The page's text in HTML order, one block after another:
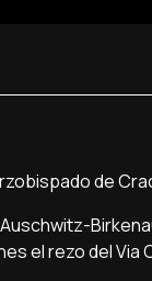
de
el rezo del Via